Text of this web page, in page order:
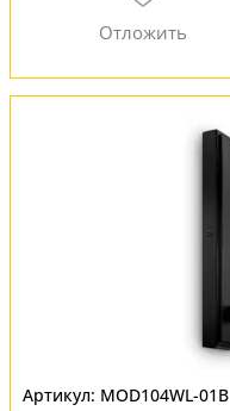
MOD104WL-01B